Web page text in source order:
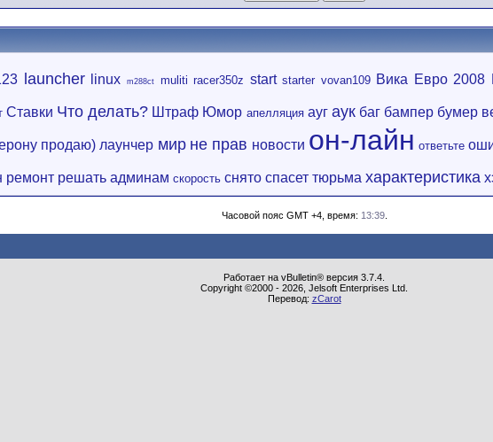
launcher linux m288ct muliti racer350z start starter vovan109 Вика Евро 2008
Ставки Что делать? Штраф Юмор апелляция ауг аук баг бампер бумер
продаю) лаунчер мир не прав новости он-лайн ответьте
ремонт решать админам скорость снято спасет тюрьма характеристика
Часовой пояс GMT +4, время: 13:39.
Работает на vBulletin® версия 3.7.4.
Copyright ©2000 - 2026, Jelsoft Enterprises Ltd.
Перевод: zCarot